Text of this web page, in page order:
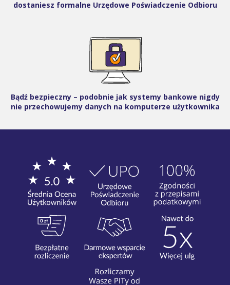
dostaniesz formalne Urzędowe Poświadczenie Odbioru
Bądź bezpieczny – podobnie jak systemy bankowe nigdy
nie przechowujemy danych na komputerze użytkownika